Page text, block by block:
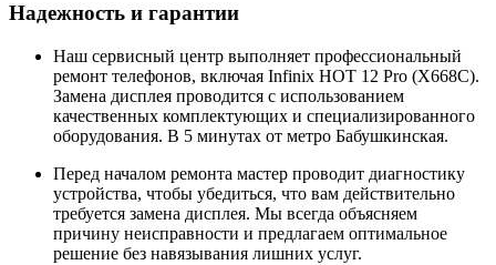
Надежность и гарантии
Наш сервисный центр выполняет профессиональный
ремонт телефонов, включая Infinix HOT 12 Pro (X668C).
Замена дисплея проводится с использованием
качественных комплектующих и специализированного
оборудования. В 5 минутах от метро Бабушкинская.
Перед началом ремонта мастер проводит диагностику
устройства, чтобы убедиться, что вам действительно
требуется замена дисплея. Мы всегда объясняем
причину неисправности и предлагаем оптимальное
решение без навязывания лишних услуг.